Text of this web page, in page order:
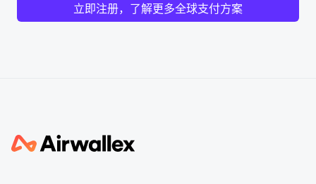
立即注册，了解更多全球支付方案